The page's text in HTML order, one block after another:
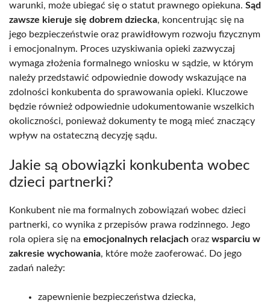
warunki, może ubiegać się o statut prawnego opiekuna. Sąd
zawsze kieruje się dobrem dziecka, koncentrując się na
jego bezpieczeństwie oraz prawidłowym rozwoju fizycznym
i emocjonalnym. Proces uzyskiwania opieki zazwyczaj
wymaga złożenia formalnego wniosku w sądzie, w którym
należy przedstawić odpowiednie dowody wskazujące na
zdolności konkubenta do sprawowania opieki. Kluczowe
będzie również odpowiednie udokumentowanie wszelkich
okoliczności, ponieważ dokumenty te mogą mieć znaczący
wpływ na ostateczną decyzję sądu.
Jakie są obowiązki konkubenta wobec
dzieci partnerki?
Konkubent nie ma formalnych zobowiązań wobec dzieci
partnerki, co wynika z przepisów prawa rodzinnego. Jego
rola opiera się na emocjonalnych relacjach oraz wsparciu w
zakresie wychowania, które może zaoferować. Do jego
zadań należy:
zapewnienie bezpieczeństwa dziecka,